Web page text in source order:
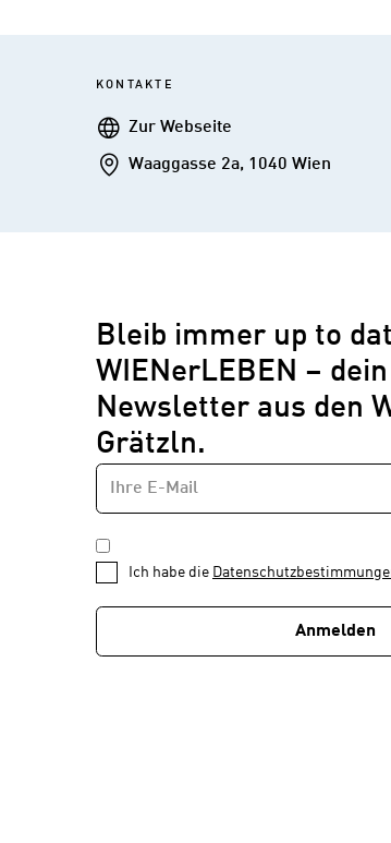
KONTAKTE
WebseiteZur Webseite
Addresse
Waaggasse 2a, 1040 Wien
Bleib immer up to
WIENerLEBEN –
Newsletter aus den
Grätzln.
Newsletter
1
von
1
E-
MAIL-
ADRESSE
DATENSCHUTZBESTIMMUNGEN
*
Ich habe die
Anmelden